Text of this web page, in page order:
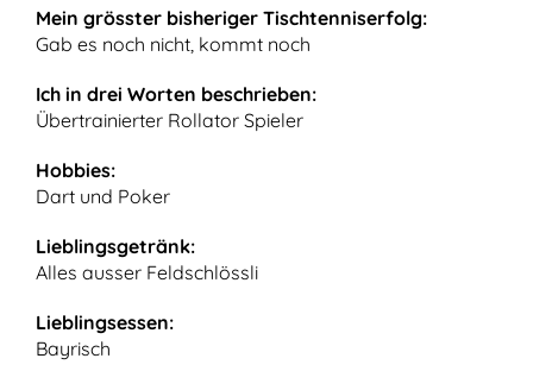
Mein grösster bisheriger Tischtenniserfolg:
Gab es noch nicht, kommt noch
Ich in drei Worten beschrieben:
Übertrainierter Rollator Spieler
Hobbies:
Dart und Poker
Lieblingsgetränk:
Alles ausser Feldschlössli
Lieblingsessen:
Bayrisch